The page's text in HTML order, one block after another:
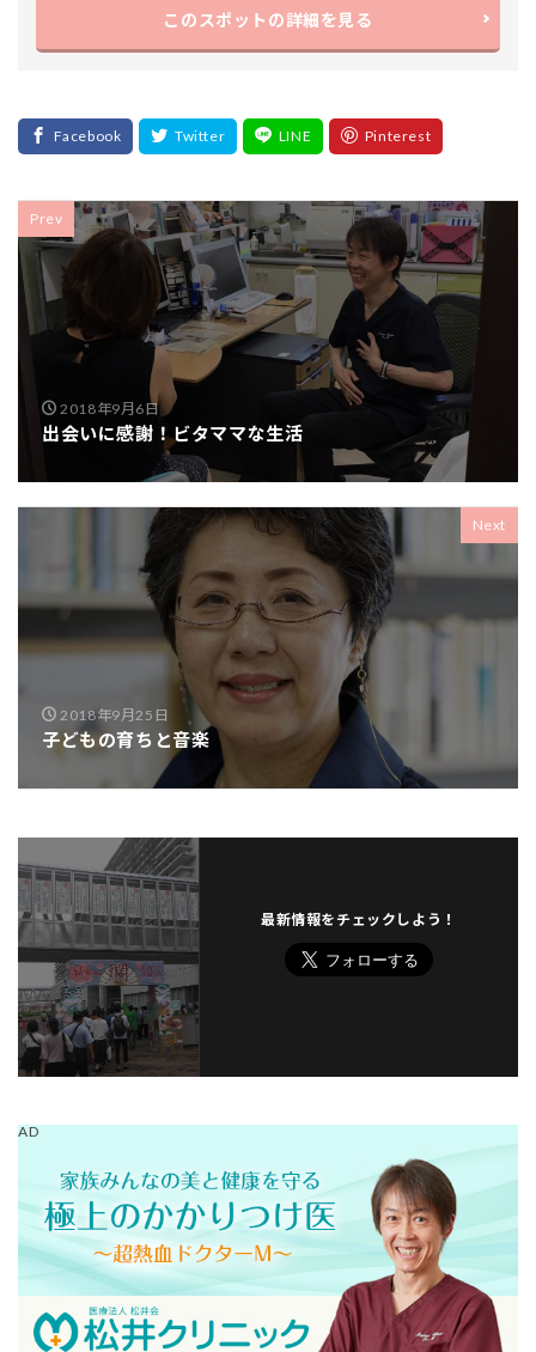
このスポットの詳細を見る
Prev
2018年9月6日
出会いに感謝！ビタママな生活
Next
2018年9月25日
子どもの育ちと音楽
最新情報をチェックしよう！
AD